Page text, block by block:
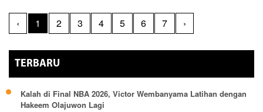
‹ 1 2 3 4 5 6 7 ›
TERBARU
Kalah di Final NBA 2026, Victor Wembanyama Latihan dengan
Hakeem Olajuwon Lagi